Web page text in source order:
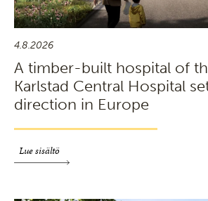
4.8.2026
A timber-built hospital of
Karlstad Central Hospital
direction in Europe
Lue sisältö